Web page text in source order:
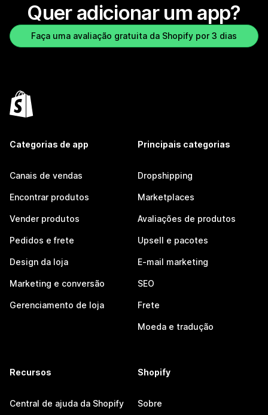
Quer adicionar um app?
Faça uma avaliação gratuita da Shopify por 3 dias
Categorias de app
Canais de vendas
Encontrar produtos
Vender produtos
Pedidos e frete
Design da loja
Marketing e conversão
Gerenciamento de loja
Principais categorias
Dropshipping
Marketplaces
Avaliações de produtos
Upsell e pacotes
E-mail marketing
SEO
Frete
Moeda e tradução
Recursos
Central de ajuda da Shopify
Shopify
Sobre